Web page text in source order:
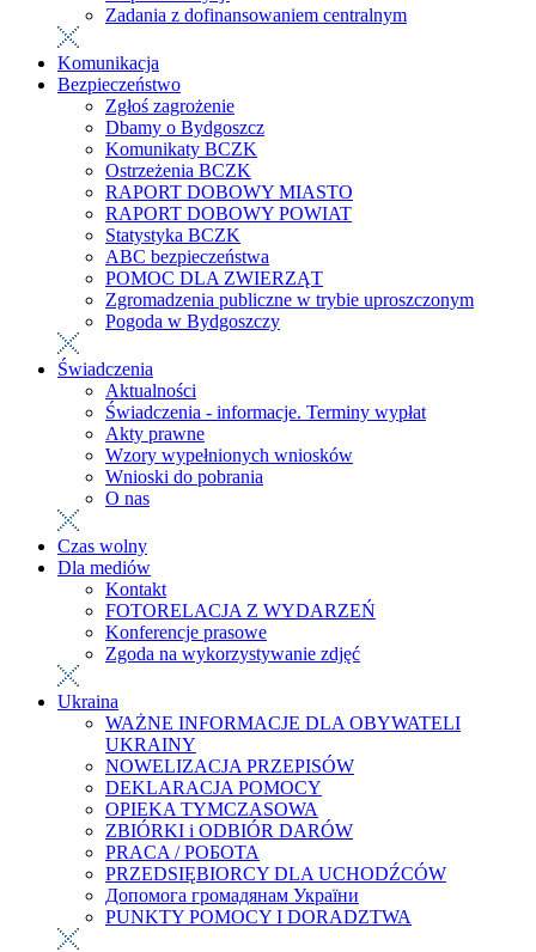
Zadania z dofinansowaniem centralnym
Komunikacja
Bezpieczeństwo
Zgłoś zagrożenie
Dbamy o Bydgoszcz
Komunikaty BCZK
Ostrzeżenia BCZK
RAPORT DOBOWY MIASTO
RAPORT DOBOWY POWIAT
Statystyka BCZK
ABC bezpieczeństwa
POMOC DLA ZWIERZĄT
Zgromadzenia publiczne w trybie uproszczonym
Pogoda w Bydgoszczy
Świadczenia
Aktualności
Świadczenia - informacje. Terminy wypłat
Akty prawne
Wzory wypełnionych wniosków
Wnioski do pobrania
O nas
Czas wolny
Dla mediów
Kontakt
FOTORELACJA Z WYDARZEŃ
Konferencje prasowe
Zgoda na wykorzystywanie zdjęć
Ukraina
WAŻNE INFORMACJE DLA OBYWATELI
UKRAINY
NOWELIZACJA PRZEPISÓW
DEKLARACJA POMOCY
OPIEKA TYMCZASOWA
ZBIÓRKI i ODBIÓR DARÓW
PRACA / РОБОТА
PRZEDSIĘBIORCY DLA UCHODŹCÓW
Допомога громадянам України
PUNKTY POMOCY I DORADZTWA